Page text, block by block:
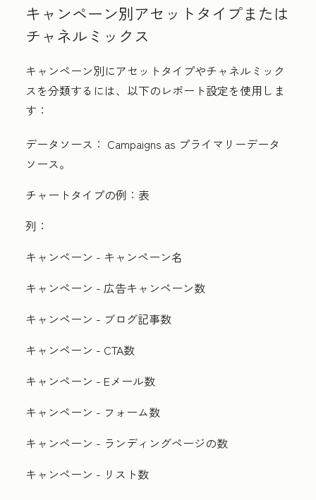
キャンペーン別アセットタイプまたは
チャネルミックス
キャンペーン別にアセットタイプやチャネルミック
スを分類するには、以下のレポート設定を使用しま
す：
データソース： Campaigns as プライマリーデータ
ソース。
チャートタイプの例： 表
列：
キャンペーン - キャンペーン名
キャンペーン - 広告キャンペーン数
キャンペーン - ブログ記事数
キャンペーン - CTA数
キャンペーン - Eメール数
キャンペーン - フォーム数
キャンペーン - ランディングページの数
キャンペーン - リスト数